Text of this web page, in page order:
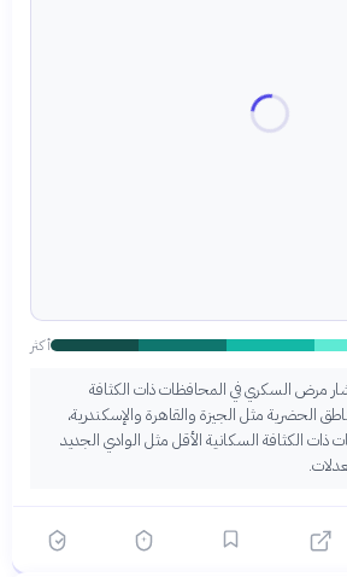
أكثر
مرض السكري في المحافظات ذات الكثافة
الحضرية مثل الجيزة والقاهرة والإسكندرية،
الكثافة السكانية الأقل مثل الوادي الجديد